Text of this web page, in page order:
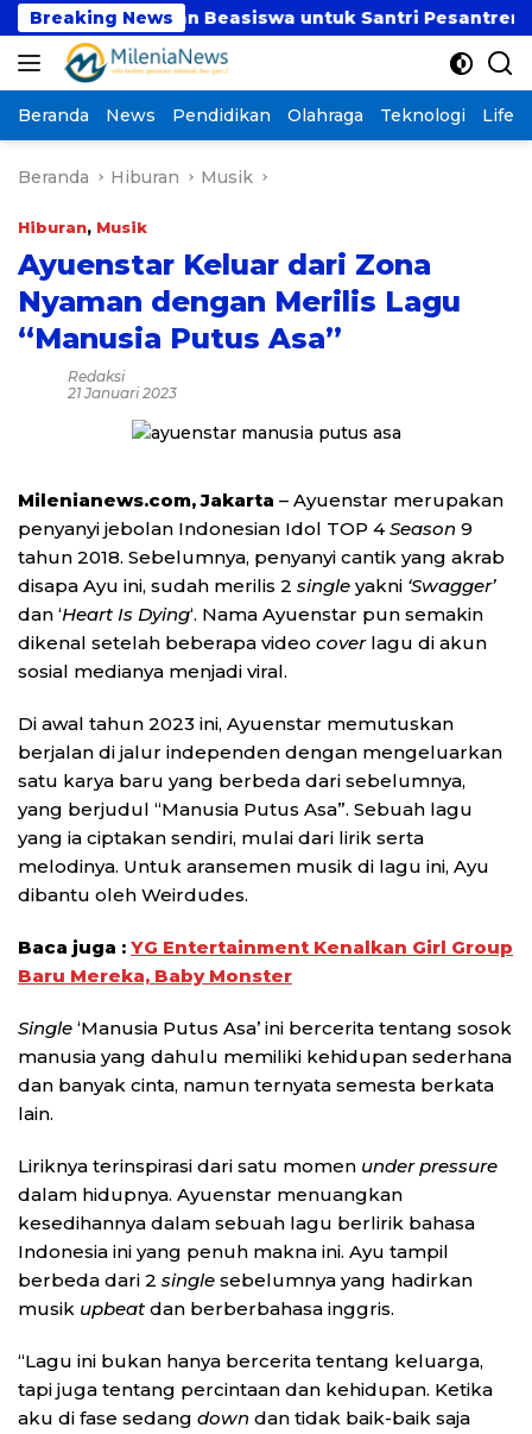
Langsung
ke
konten
Breaking News
Salurkan Beasiswa untuk Santri Pesantren Tahfidz
Beranda News Pendidikan Olahraga Teknologi
Beranda Hiburan Musik
Hiburan, Musik
Ayuenstar Keluar dari Zona
Nyaman dengan Merilis Lagu
“Manusia Putus Asa”
Redaksi
21 Januari 2023
Milenianews.com, Jakarta – Ayuenstar merupakan
penyanyi jebolan Indonesian Idol TOP 4Season 9
tahun 2018. Sebelumnya, penyanyi cantik yang akrab
disapa Ayu ini, sudah merilis 2 single yakni ‘Swagger’
dan ‘Heart Is Dying‘. Nama Ayuenstar pun semakin
dikenal setelah beberapa video coverlagu di akun
sosial medianya menjadi viral.
Di awal tahun 2023 ini, Ayuenstar memutuskan
berjalan di jalur independen dengan mengeluarkan
satu karya baru yang berbeda dari sebelumnya,
yang berjudul “Manusia Putus Asa”. Sebuah lagu
yang ia ciptakan sendiri, mulai dari lirik serta
melodinya. Untuk aransemen musik di lagu ini, Ayu
dibantu oleh Weirdudes.
Baca juga : YG Entertainment Kenalkan Girl Group
Baru Mereka, Baby Monster
Single ‘Manusia Putus Asa’ ini bercerita tentang sosok
manusia yang dahulu memiliki kehidupan sederhana
dan banyak cinta, namun ternyata semesta berkata
lain.
Liriknya terinspirasi dari satu momen under pressure
dalam hidupnya. Ayuenstar menuangkan
kesedihannya dalam sebuah lagu berlirik bahasa
Indonesia ini yang penuh makna ini. Ayu tampil
berbeda dari 2 single sebelumnya yang hadirkan
musik upbeat dan berberbahasa inggris.
“Lagu ini bukan hanya bercerita tentang keluarga,
tapi juga tentang percintaan dan kehidupan. Ketika
aku di fase sedang down dan tidak baik-baik saja